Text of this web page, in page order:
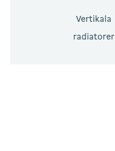
Vertikala
radiatorer